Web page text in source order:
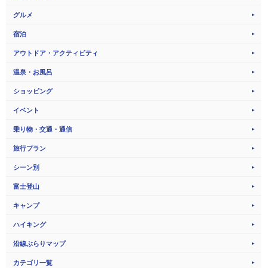
グルメ
宿泊
アウトドア・アクティビティ
温泉・お風呂
ショッピング
イベント
乗り物・交通・通信
旅行プラン
シーン別
富士登山
キャンプ
ハイキング
沿線ぶらりマップ
カテゴリ一覧